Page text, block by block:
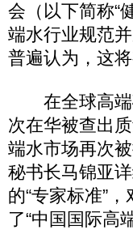
会（以下简称“
端水行业规范
普遍认为，这
在全球高端
次在华被查出
端水市场再次
秘书长马锦亚
的“专家标准”
了“中国国际高